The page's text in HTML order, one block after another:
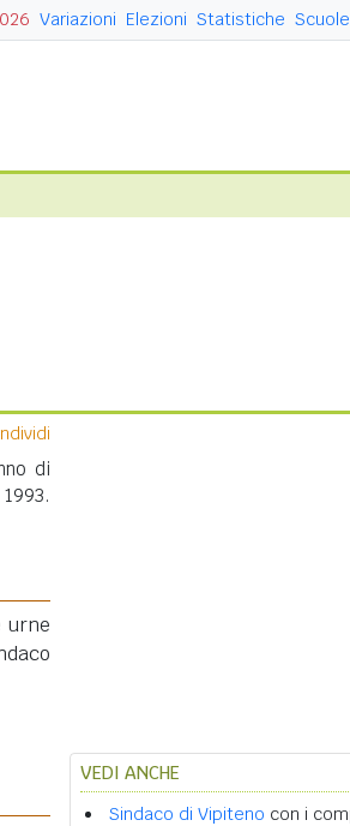
Variazioni Elezioni Statistiche Scuole
di
urne
VEDI ANCHE
Sindaco di Vipiteno con i